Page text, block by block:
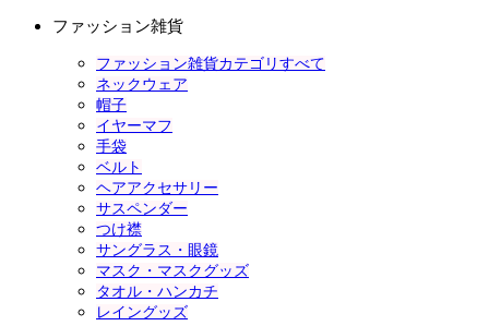
ファッション雑貨
ファッション雑貨カテゴリすべて
ネックウェア
帽子
イヤーマフ
手袋
ベルト
ヘアアクセサリー
サスペンダー
つけ襟
サングラス・眼鏡
マスク・マスクグッズ
タオル・ハンカチ
レイングッズ